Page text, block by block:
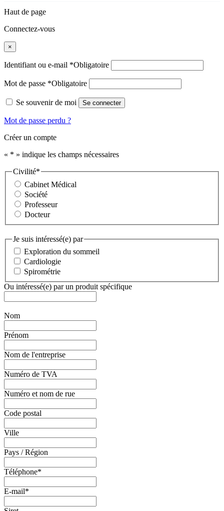
Haut de page
Connectez-vous
×
Identifiant ou e-mail *Obligatoire
Mot de passe *Obligatoire
Se souvenir de moi Se connecter
Mot de passe perdu ?
Créer un compte
« * » indique les champs nécessaires
Civilité*
Cabinet Médical
Société
Professeur
Docteur
Je suis intéressé(e) par
Exploration du sommeil
Cardiologie
Spirométrie
Ou intéressé(e) par un produit spécifique
Nom
Prénom
Nom de l'entreprise
Numéro de TVA
Numéro et nom de rue
Code postal
Ville
Pays / Région
Téléphone*
E-mail*